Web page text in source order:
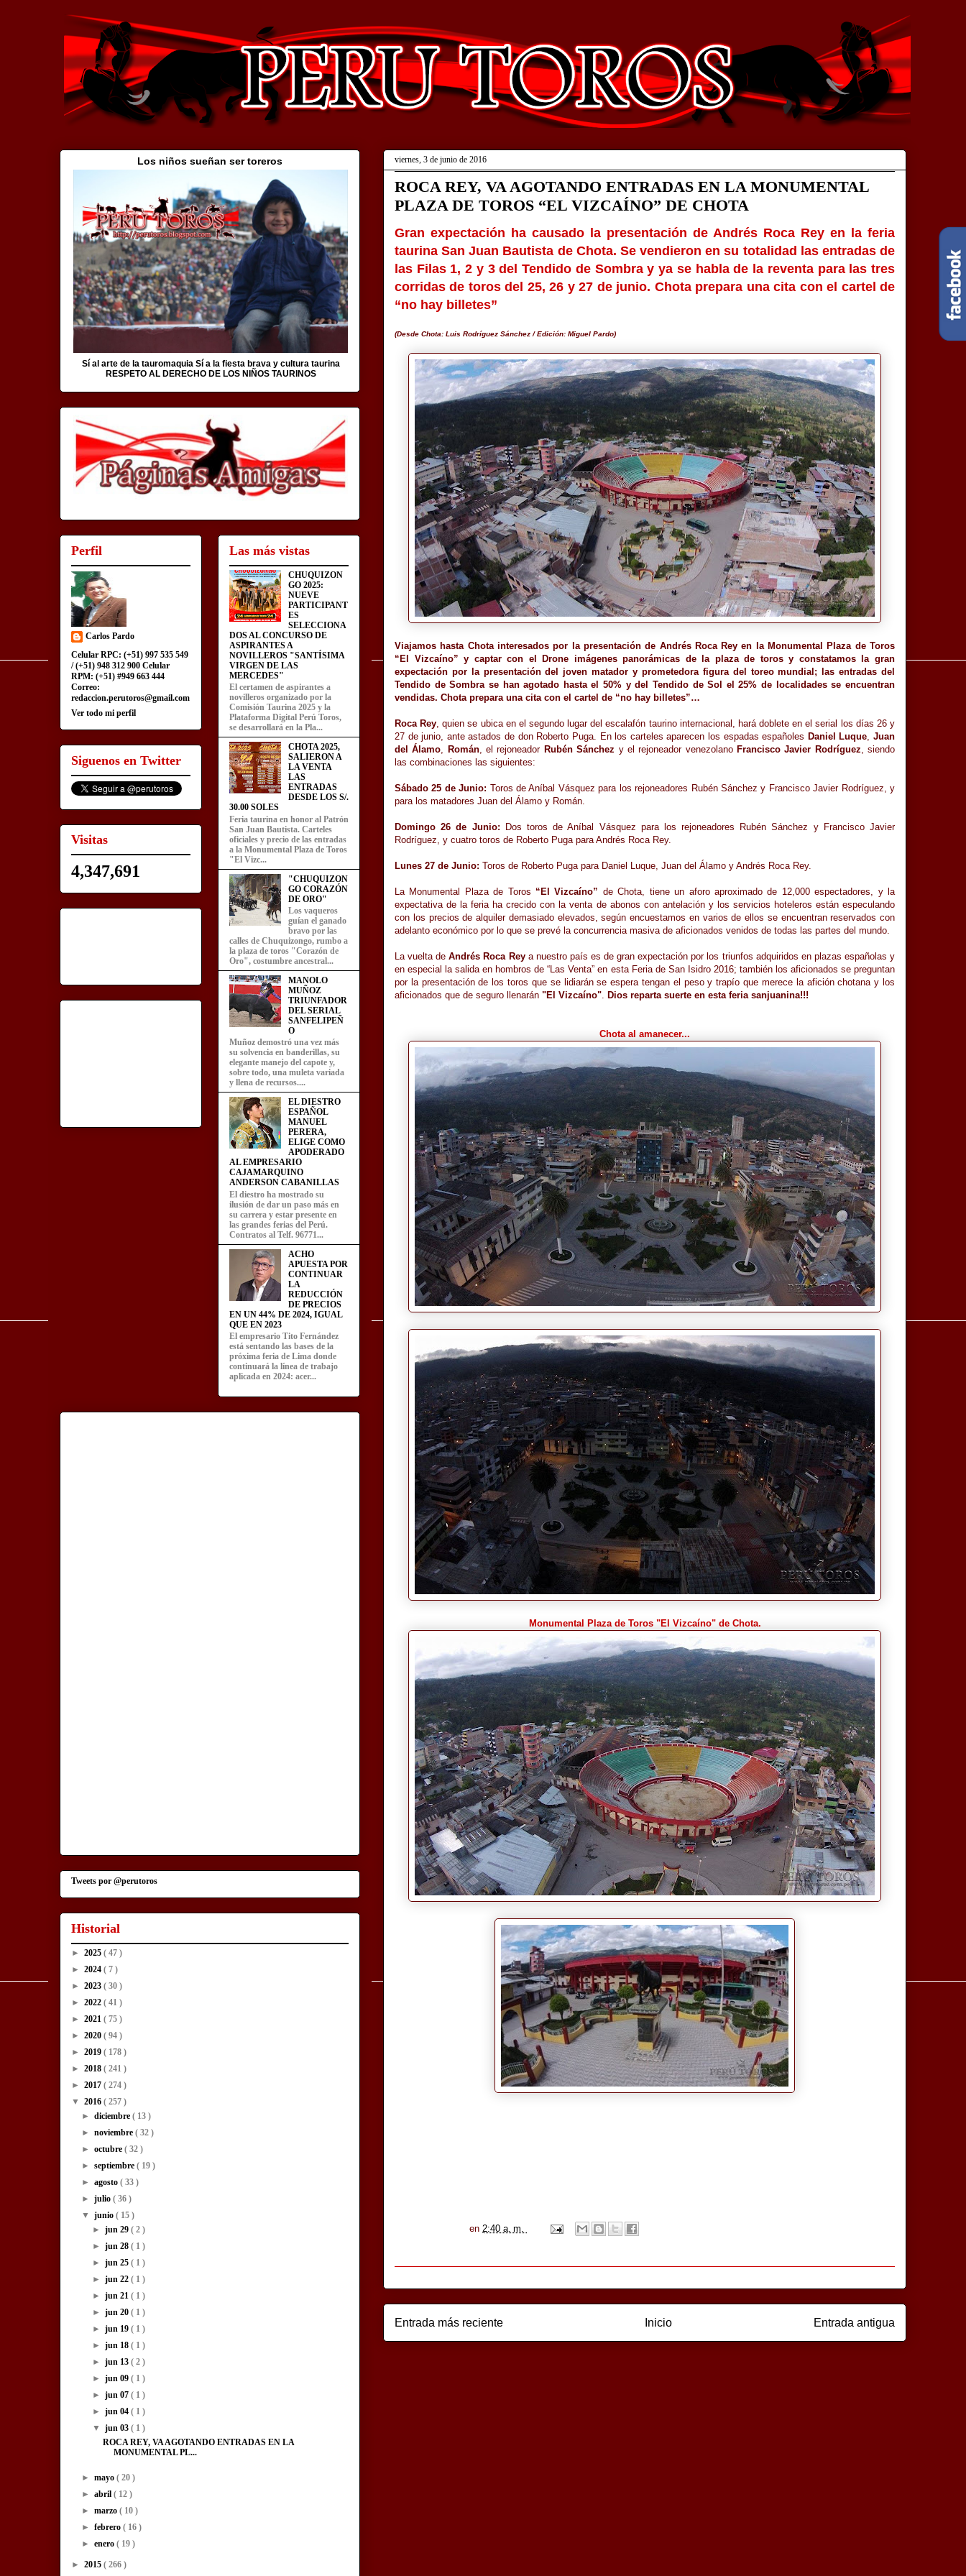
viernes, 3 de junio de 2016
ROCA REY, VA AGOTANDO ENTRADAS EN LA MONUMENTAL
PLAZA DE TOROS “EL VIZCAÍNO” DE CHOTA
Gran expectación ha causado la presentación de Andrés Roca Rey en la feria
taurina San Juan Bautista de Chota. Se vendieron en su totalidad las entradas de
las Filas 1, 2 y 3 del Tendido de Sombra y ya se habla de la reventa para las tres
corridas de toros del 25, 26 y 27 de junio. Chota prepara una cita con el cartel de
“no hay billetes”
(Desde Chota: Luis Rodríguez Sánchez / Edición: Miguel Pardo)
Viajamos hasta Chota interesados por la presentación de Andrés Roca Rey en la Monumental Plaza de Toros
“El Vizcaíno” y captar con el Drone imágenes panorámicas de la plaza de toros y constatamos la gran
expectación por la presentación del joven matador y prometedora figura del toreo mundial; las entradas del
Tendido de Sombra se han agotado hasta el 50% y del
Tendido de Sol el 25% de localidades se encuentran
vendidas. Chota prepara una cita con el cartel de “no hay billetes”…
Roca Rey, quien se ubica en el segundo lugar del escalafón taurino internacional, hará doblete en el serial los días 26 y
27 de junio, ante astados de don Roberto Puga. En los carteles aparecen los espadas españoles Daniel Luque,Juan
del Álamo, Román, el rejoneador Rubén Sánchez y el rejoneador venezolano Francisco Javier Rodríguez, siendo
las combinaciones las siguientes:
Sábado 25 de Junio: Toros de Aníbal Vásquez para los rejoneadores Rubén Sánchez y Francisco Javier Rodríguez, y
para los matadores Juan del Álamo y Román.
Domingo 26 de Junio: Dos toros de Aníbal Vásquez para los rejoneadores Rubén Sánchez y Francisco Javier
Rodríguez, y cuatro toros de Roberto Puga para Andrés Roca Rey.
Lunes 27 de Junio: Toros de Roberto Puga para Daniel Luque, Juan del Álamo y Andrés Roca Rey.
La Monumental Plaza de Toros “El Vizcaíno” de Chota, tiene un aforo aproximado de 12,000 espectadores, y la
expectativa de la feria ha crecido con la venta de abonos con antelación y los servicios hoteleros están especulando
con los precios de alquiler demasiado elevados, según encuestamos en varios de ellos se encuentran reservados con
adelanto económico por lo que se prevé la concurrencia masiva de aficionados venidos de todas las partes del mundo.
La vuelta deAndrés Roca Reya nuestro país es de gran expectación por los triunfos adquiridos en plazas españolas y
en especial la salida en hombros de “Las Venta” en esta Feria de San Isidro 2016; también los aficionados se preguntan
por la presentación de los toros que se lidiarán se espera tengan el peso y trapío que merece la afición chotana y los
aficionados que de seguro llenarán "El Vizcaíno". Dios reparta suerte en esta feria sanjuanina!!!
Chota al amanecer...
Monumental Plaza de Toros "El Vizcaíno" de Chota.
en 2:40 a. m.
Entrada más reciente Entrada antigua
Inicio
Los niños sueñan ser toreros
Sí al arte de la tauromaquia Sí a la fiesta brava y cultura taurina
RESPETO AL DERECHO DE LOS NIÑOS TAURINOS
Perfil
Carlos Pardo
Celular RPC: (+51) 997 535 549
/ (+51) 948 312 900 Celular
RPM: (+51) #949 663 444
Correo:
redaccion.perutoros@gmail.com
Ver todo mi perfil
Siguenos en Twitter
Visitas
4,347,691
Las más vistas
CHUQUIZON
GO 2025:
NUEVE
PARTICIPANT
ES
SELECCIONA
DOS AL CONCURSO DE
ASPIRANTES A
NOVILLEROS "SANTÍSIMA
VIRGEN DE LAS
MERCEDES"
El certamen de aspirantes a
novilleros organizado por la
Comisión Taurina 2025 y la
Plataforma Digital Perú Toros,
se desarrollará en la Pla...
CHOTA 2025,
SALIERON A
LA VENTA
LAS
ENTRADAS
DESDE LOS S/.
30.00 SOLES
Feria taurina en honor al Patrón
San Juan Bautista. Carteles
oficiales y precio de las entradas
a la Monumental Plaza de Toros
"El Vizc...
"CHUQUIZON
GO CORAZÓN
DE ORO"
Los vaqueros
guían el ganado
bravo por las
calles de Chuquizongo, rumbo a
la plaza de toros "Corazón de
Oro", costumbre ancestral...
MANOLO
MUÑOZ
TRIUNFADOR
DEL SERIAL
SANFELIPEÑ
O
Muñoz demostró una vez más
su solvencia en banderillas, su
elegante manejo del capote y,
sobre todo, una muleta variada
y llena de recursos....
EL DIESTRO
ESPAÑOL
MANUEL
PERERA,
ELIGE COMO
APODERADO
AL EMPRESARIO
CAJAMARQUINO
ANDERSON CABANILLAS
El diestro ha mostrado su
ilusión de dar un paso más en
su carrera y estar presente en
las grandes ferias del Perú.
Contratos al Telf. 96771...
ACHO
APUESTA POR
CONTINUAR
LA
REDUCCIÓN
DE PRECIOS
EN UN 44% DE 2024, IGUAL
QUE EN 2023
El empresario Tito Fernández
está sentando las bases de la
próxima feria de Lima donde
continuará la línea de trabajo
aplicada en 2024: acer...
Tweets por @perutoros
Historial
► 2025 ( 47 )
► 2024 ( 7 )
► 2023 ( 30 )
► 2022 ( 41 )
► 2021 ( 75 )
► 2020 ( 94 )
► 2019 ( 178 )
► 2018 ( 241 )
► 2017 ( 274 )
▼ 2016 ( 257 )
►diciembre( 13 )
►noviembre( 32 )
►octubre( 32 )
►septiembre( 19 )
►agosto( 33 )
►julio( 36 )
▼junio( 15 )
► jun 29 ( 2 )
► jun 28 ( 1 )
► jun 25 ( 1 )
► jun 22 ( 1 )
► jun 21 ( 1 )
► jun 20 ( 1 )
► jun 19 ( 1 )
► jun 18 ( 1 )
► jun 13 ( 2 )
► jun 09 ( 1 )
► jun 07 ( 1 )
► jun 04 ( 1 )
▼ jun 03 ( 1 )
ROCA REY, VA AGOTANDO ENTRADAS EN LA
MONUMENTAL PL...
►mayo( 20 )
►abril( 12 )
►marzo( 10 )
►febrero( 16 )
►enero( 19 )
► 2015 ( 266 )